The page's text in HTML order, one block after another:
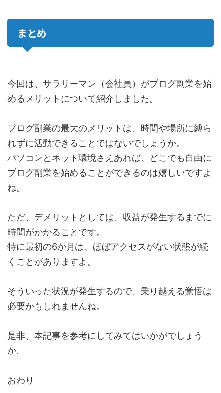
まとめ
今回は、サラリーマン（会社員）がブログ副業を始
めるメリットについて紹介しました。
ブログ副業の最大のメリットは、時間や場所に縛ら
れずに活動できることではないでしょうか。
パソコンとネット環境さえあれば、どこでも自由に
ブログ副業を始めることができるのは嬉しいですよ
ね。
ただ、デメリットとしては、収益が発生するまでに
時間がかかることです。
特に最初の6か月は、ほぼアクセスがない状態が続
くことがありますよ。
そういった状況が発生するので、乗り越える覚悟は
必要かもしれませんね。
是非、本記事を参考にしてみてはいかがでしょう
か。
おわり